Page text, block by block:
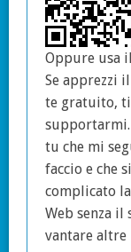
Oppure usa
Se apprezzi
te gratuito,
supportarmi.
tu che mi
faccio e che
complicato
Web senza il
vantare